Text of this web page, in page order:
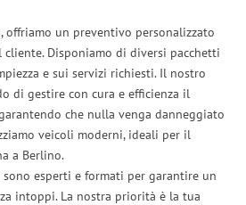
offriamo un preventivo personalizzato
cliente. Disponiamo di diversi pacchetti
e sui servizi richiesti. Il nostro
di gestire con cura e efficienza il
che nulla venga danneggiato
veicoli moderni, ideali per il
a Berlino.
esperti e formati per garantire un
intoppi. La nostra priorità è la tua